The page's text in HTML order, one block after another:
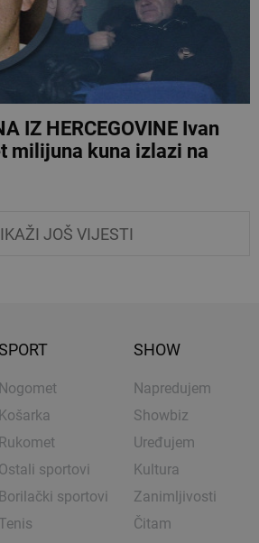
IZ HERCEGOVINE Ivan
milijuna kuna izlazi na
JOŠ VIJESTI
Nogomet
Košarka
Rukomet
Ostali sportovi
Borilački sportovi
SHOW
Napredujem
Showbiz
Uređujem
Kultura
Zanimljivosti
Čitam